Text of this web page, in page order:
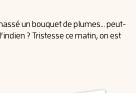
un bouquet de plumes… peut-
? Tristesse ce matin, on est